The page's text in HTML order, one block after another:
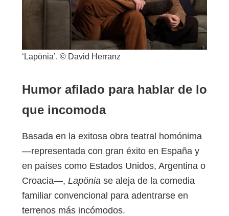
‘Lapönia’. © David Herranz
Humor afilado para hablar de lo
que incomoda
Basada en la exitosa obra teatral homónima
—representada con gran éxito en España y
en países como Estados Unidos, Argentina o
Croacia—, Lapönia se aleja de la comedia
familiar convencional para adentrarse en
terrenos más incómodos.